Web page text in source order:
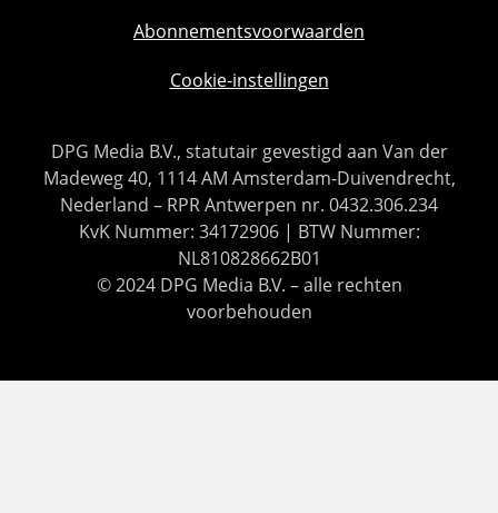
Abonnementsvoorwaarden
Cookie-instellingen
DPG Media B.V., statutair gevestigd aan Van der
Madeweg 40, 1114 AM Amsterdam-Duivendrecht,
Nederland – RPR Antwerpen nr. 0432.306.234
KvK Nummer: 34172906 | BTW Nummer:
NL810828662B01
© 2024 DPG Media B.V. – alle rechten
voorbehouden